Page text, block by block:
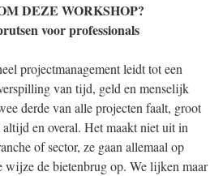
DEZE WORKSHOP?
voor professionals
projectmanagement leidt tot een
van tijd, geld en menselijk
derde van alle projecten faalt, groot
en overal. Het maakt niet uit in
of sector, ze gaan allemaal op
wijze de bietenbrug op. We lijken maar